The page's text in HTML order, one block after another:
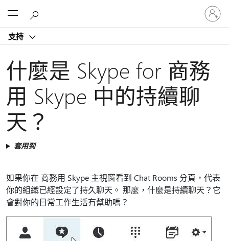
支持
登
入
您
戶
什麼是 Skype for 商務
用 Skype 中的持續聊
天？
套用到
如果你在 商務用 Skype 主視窗看到 Chat Rooms 分頁，代表
你的組織已經設定了持久聊天。 那麼，什麼是持續聊天？它
會對你的日常工作生活有幫助嗎？